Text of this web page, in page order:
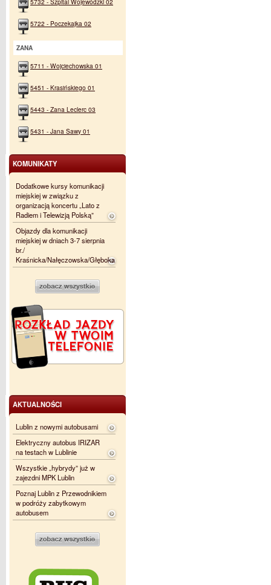
5722 - Poczekajka 02
ZANA
5711 - Wojciechowska 01
5451 - Krasińskiego 01
5443 - Zana Leclerc 03
5431 - Jana Sawy 01
KOMUNIKATY
Dodatkowe kursy komunikacji
miejskiej w związku z
organizacją koncertu „Lato z
Radiem i Telewizją Polską”
Objazdy dla komunikacji
miejskiej w dniach 3-7 sierpnia
br./
Kraśnicka/Nałęczowska/Głęboka
AKTUALNOŚCI
Lublin z nowymi autobusami
Elektryczny autobus IRIZAR
na testach w Lublinie
Wszystkie „hybrydy” już w
zajezdni MPK Lublin
Poznaj Lublin z Przewodnikiem
w podróży zabytkowym
autobusem